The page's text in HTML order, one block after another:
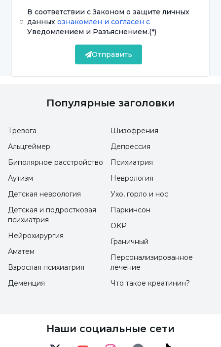
испытывать нежелание выполнять
повседневные задачи или добиваться
поставленных целей.
Социальная замкнутость:апатичные люди
ассоциируется с отсутствием энергии и
усталостью. Может проявляться нежелание
участвовать в повседневной деятельности.
способность человека получать
удовольствие от жизни в целом. Может
случиться так, что он/она не сможет
наслаждаться теми видами деятельности,
человека к человеку и обычно зависят от
В соответствии с Законом о защите личных
данныхознакомлен и согласен с
Уведомлением и Разъяснением.(*)
Отправить
Популярные заголовки
Тревога
Альцгеймер
Биполярное расстройство
Аутизм
Детская неврология
Шизофрения
Депрессия
Психиатрия
Неврология
Ухо, горло и нос
Детская и подростковая
психиатрия
Нейрохирургия
Аматем
Взрослая психиатрия
Деменция
Паркинсон
ОКР
Граничный
Персонализированное
лечение
Что такое креатинин?
Наши социальные сети